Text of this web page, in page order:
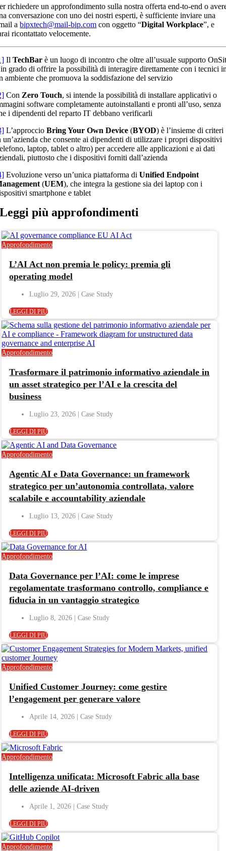
richiedere un approfondimento sulla nostra offerta end-to-end o
conversazione con uno dei nostri esperti, è sufficiente inviare una
abipxtech@mail-bip.com con oggetto “Digital Workplace”, e
ricontattato velocemente.
IlTechBar è un luogo di incontro che oltre all’usuale supporto
grado di offrire la possibilità di interagire direttamente con i tecnici
ambiente che promuova la soddisfazione del servizio
Con Zero Touch, si intende la possibilità di installare applicativi o
software completamente autoinstallanti e pronti all’uso, senza
i dipendenti del reparto IT debbano verificarli
L’approccioBring Your Own Device (BYOD) è l’insieme di criteri
un’azienda che consente ai dipendenti di utilizzare i propri dispositivi
laptop, tablet o altro) per accedere alle applicazioni e ai dati
piuttosto che i dispositivi forniti dall’azienda
Evoluzione verso un’unica piattaforma diUnified Endpoint
(UEM), che integra la gestione sia dei laptop con i
smartphone e tablet
Leggi piùapprofondimenti
Approfondimento
L’AI Act non premia le policy: premia gli
operating model
Luglio 29, 2026
LEGGI DI PIÙ
Approfondimento
Trasformare il patrimonio informativo aziendale in
un asset strategico per l’AI e la crescita del
business
Luglio 23, 2026
LEGGI DI PIÙ
Approfondimento
Agentic AI e Data Governance: un framework
strategico per un’autonomia controllata, valore
scalabile e accountability aziendale
Luglio 13, 2026
LEGGI DI PIÙ
Approfondimento
Data Governance per l’AI: come le imprese
regolamentate trasformano controllo, compliance e
fiducia in un vantaggio strategico
Luglio 8, 2026
LEGGI DI PIÙ
Approfondimento
Unified Customer Journey: come gestire
l’engagement per generare valore
Aprile 14, 2026
LEGGI DI PIÙ
Approfondimento
Intelligenza unificata: Microsoft Fabric alla base
delle aziende AI-driven
Aprile 1, 2026
LEGGI DI PIÙ
Approfondimento